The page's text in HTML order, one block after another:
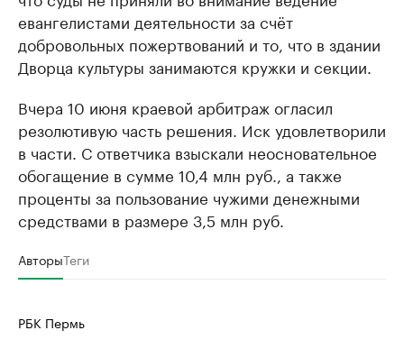
евангелистами деятельности за счёт
добровольных пожертвований и то, что в здании
Дворца культуры занимаются кружки и секции.
Вчера 10 июня краевой арбитраж огласил
резолютивую часть решения. Иск удовлетворили
в части. С ответчика взыскали неосновательное
обогащение в сумме 10,4 млн руб., а также
проценты за пользование чужими денежными
средствами в размере 3,5 млн руб.
АвторыТеги
РБК Пермь